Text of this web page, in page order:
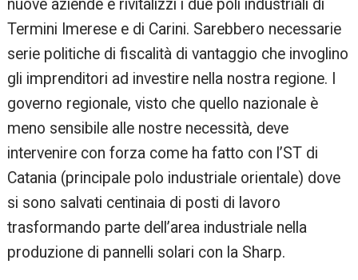
nuove aziende e rivitalizzi i due poli industriali di
Termini Imerese e di Carini. Sarebbero necessarie
serie politiche di fiscalità di vantaggio che invoglino
gli imprenditori ad investire nella nostra regione. I
governo regionale, visto che quello nazionale è
meno sensibile alle nostre necessità, deve
intervenire con forza come ha fatto con l’ST di
Catania (principale polo industriale orientale) dove
si sono salvati centinaia di posti di lavoro
trasformando parte dell’area industriale nella
produzione di pannelli solari con la Sharp.